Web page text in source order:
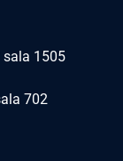
sala 1505
702